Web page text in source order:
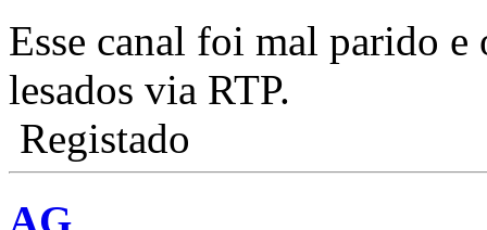
Esse canal foi mal parido e
lesados via RTP.
Registado